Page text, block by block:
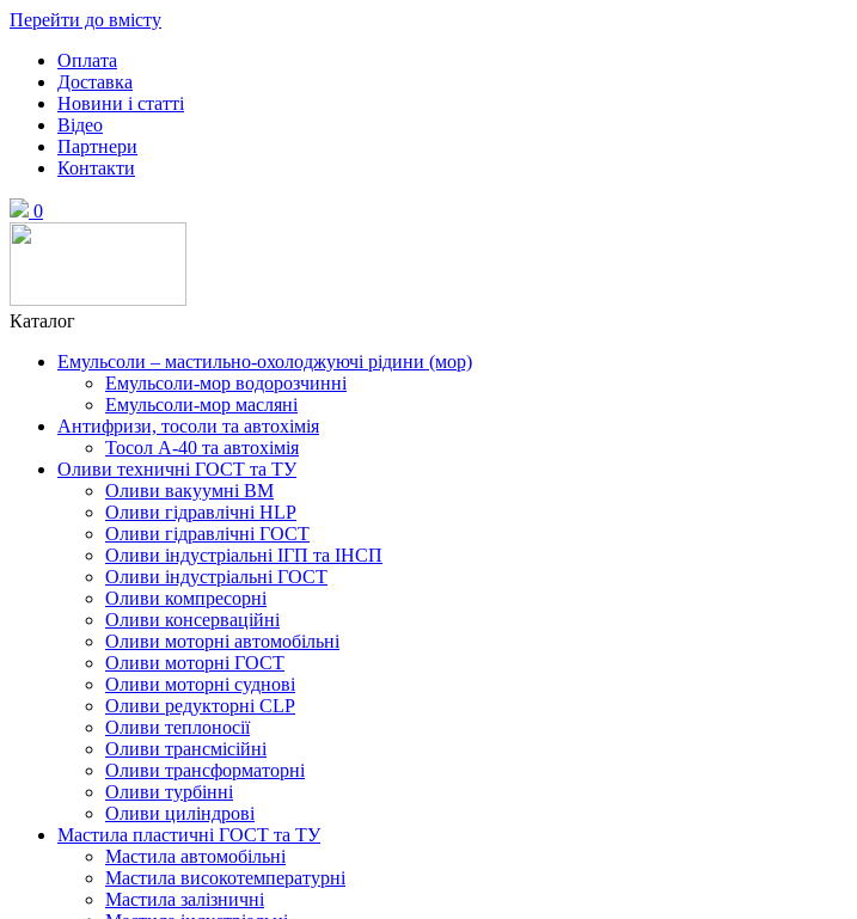
Перейти до вмісту
Оплата
Доставка
Новини і статті
Відео
Партнери
Контакти
0
Каталог
Емульсоли – мастильно-охолоджуючі рідини (мор)
Емульсоли-мор водорозчинні
Емульсоли-мор масляні
Антифризи, тосоли та автохімія
Тосол А-40 та автохімія
Оливи техничні ГОСТ та ТУ
Оливи вакуумні ВМ
Оливи гідравлічні HLP
Оливи гідравлічні ГОСТ
Оливи індустріальні ІГП та ІНСП
Оливи індустріальні ГОСТ
Оливи компресорні
Оливи консерваційні
Оливи моторні автомобільні
Оливи моторні ГОСТ
Оливи моторні суднові
Оливи редукторні CLP
Оливи теплоносії
Оливи трансмісійні
Оливи трансформаторні
Оливи турбінні
Оливи циліндрові
Мастила пластичні ГОСТ та ТУ
Мастила автомобільні
Мастила високотемпературні
Мастила залізничні